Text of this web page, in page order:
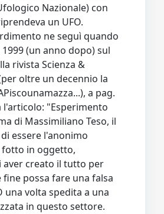
Nazionale) con
un UFO.
ne seguì quando
(un anno dopo) sul
rivista Scienza &
oltre un decennio la
a pag.
l'articolo: "Esperimento
di Massimiliano Teso, il
essere l'anonimo
in oggetto,
aver creato il tutto per
possa fare una falsa
una volta spedita a una
in questo settore.